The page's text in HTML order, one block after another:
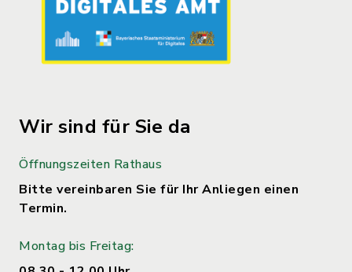
Wir sind für Sie da
Öffnungszeiten Rathaus
Bitte vereinbaren Sie für Ihr Anliegen einen
Termin.
Montag bis Freitag: